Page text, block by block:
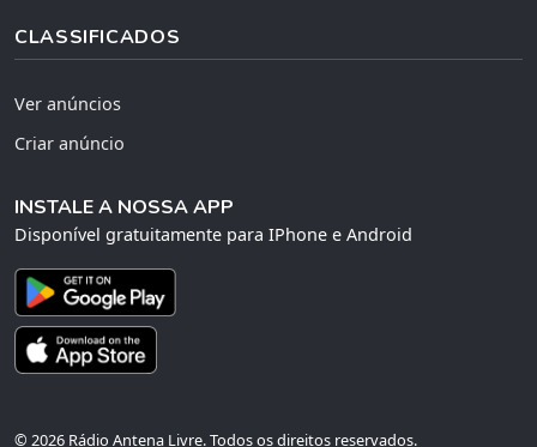
CLASSIFICADOS
Ver anúncios
Criar anúncio
INSTALE A NOSSA APP
Disponível gratuitamente para IPhone e Android
© 2026 Rádio Antena Livre. Todos os direitos reservados.